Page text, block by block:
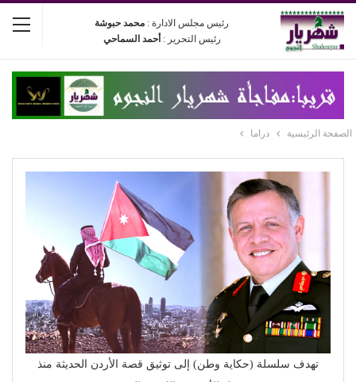
رئيس مجلس الادارة : محمد حبوشة
رئيس التحرير : أحمد السماحي
الصفحة الرئيسية دراما
تهدف سلسلة (حكاية وطن) إلى توثيق قصة الأردن الحديثة منذ